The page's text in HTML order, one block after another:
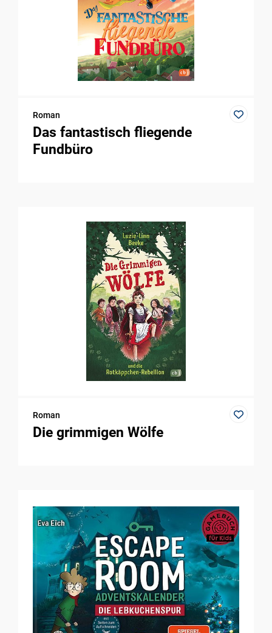
Roman
Das fantastisch fliegende
Fundbüro
Roman
Die grimmigen Wölfe